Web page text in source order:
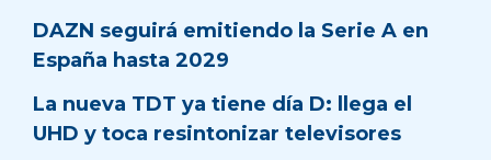
DAZN seguirá emitiendo la Serie A en
España hasta 2029
La nueva TDT ya tiene día D: llega el
UHD y toca resintonizar televisores